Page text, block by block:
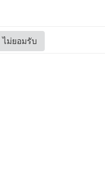
ไม่ยอมรับ